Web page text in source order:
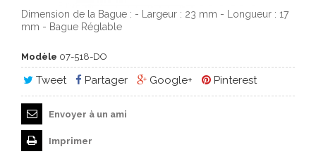
Dimension de la Bague : - Largeur : 23 mm - Longueur : 17
mm - Bague Réglable
Modèle 07-518-DO
Tweet Partager Google+ Pinterest
Envoyer à un ami
Imprimer